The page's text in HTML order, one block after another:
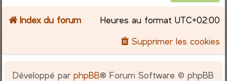
Index du forum Heures au format UTC+02:00
Supprimer les cookies
Développé parphpBB® Forum Software © phpBB